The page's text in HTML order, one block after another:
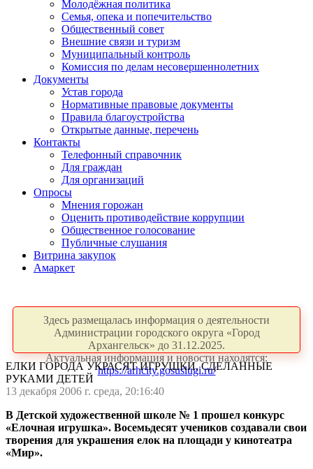
Молодёжная политика
Семья, опека и попечительство
Общественный совет
Внешние связи и туризм
Муниципальный контроль
Комиссия по делам несовершеннолетних
Документы
Устав города
Нормативные правовые документы
Правила благоустройства
Открытые данные, перечень
Контакты
Телефонный справочник
Для граждан
Для организаций
Опросы
Мнения горожан
Оценить противодействие коррупции
Общественное голосование
Публичные слушания
Витрина закупок
Амаркет
Здесь размещалась информация о деятельности
Администрации городского округа «Город
Архангельск» до 31.12.2025.
Актуальная информация и новости находятся:
https://arhcity.gosuslugi.ru/
ЕЛКИ ГОРОДА УКРАСЯТ ИГРУШКИ, СДЕЛАННЫЕ
РУКАМИ ДЕТЕЙ
13 декабря 2006 г. среда, 20:16:40
В Детской художественной школе № 1 прошел конкурс
«Елочная игрушка». Восемьдесят учеников создавали свои
творения для украшения елок на площади у кинотеатра
«Мир».